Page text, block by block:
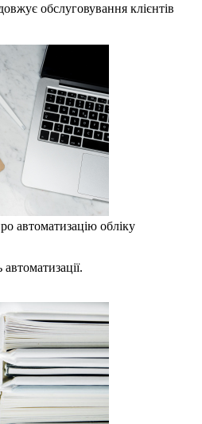
обслуговування клієнтів
автоматизацію обліку